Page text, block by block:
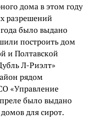
дома в этом году
разрешений
года было выдано
построить дом
и Полтавской
Л-Риэлт»
рядом
«Управление
было выдано
для сирот.